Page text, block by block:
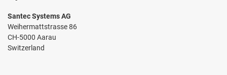
Santec Systems AG
Weihermattstrasse 86
CH-5000 Aarau
Switzerland